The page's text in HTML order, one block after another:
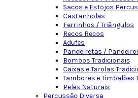
Sacos e Estojos
Castanholas
Ferrinhos / Triângulos
Recos Recos
Adufes
Pandeiretas /
Bombos Tradicionais
Caixas e Tarolas
Tambores e Timbalões
Peles Naturais
Percussão Diversa